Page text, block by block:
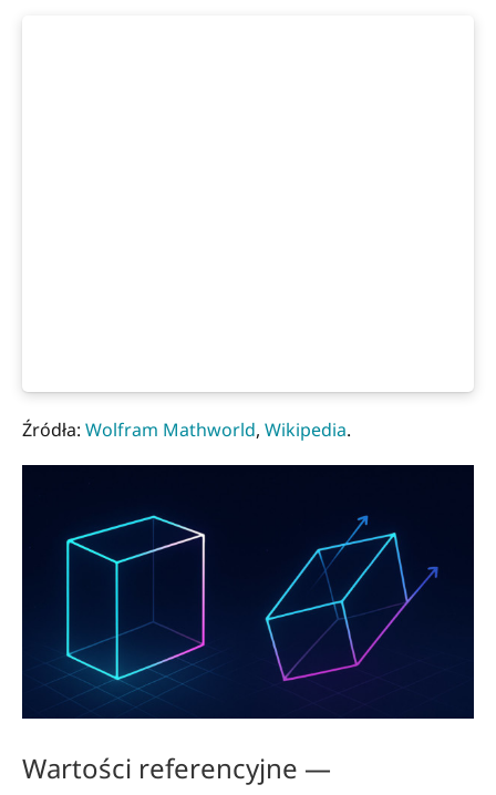
Źródła: Wolfram Mathworld, Wikipedia.
Wartości referencyjne —